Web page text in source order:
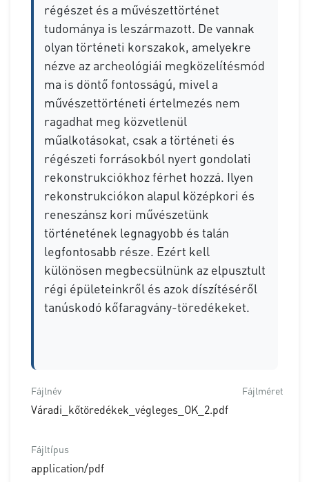
régészet és a művészettörténet
tudománya is leszármazott. De vannak
olyan történeti korszakok, amelyekre
nézve az archeológiái megközelítésmód
ma is döntő fontosságú, mivel a
művészettörténeti értelmezés nem
ragadhat meg közvetlenül
műalkotásokat, csak a történeti és
régészeti forrásokból nyert gondolati
rekonstrukciókhoz férhet hozzá. Ilyen
rekonstrukciókon alapul középkori és
reneszánsz kori művészetünk
történetének legnagyobb és talán
legfontosabb része. Ezért kell
különösen megbecsülnünk az elpusztult
régi épületeinkről és azok díszítéséről
tanúskodó kőfaragvány-töredékeket.
Fájlnév
Váradi_kőtöredékek_végleges_OK_2.pdf
Fájlméret
Fájltípus
application/pdf